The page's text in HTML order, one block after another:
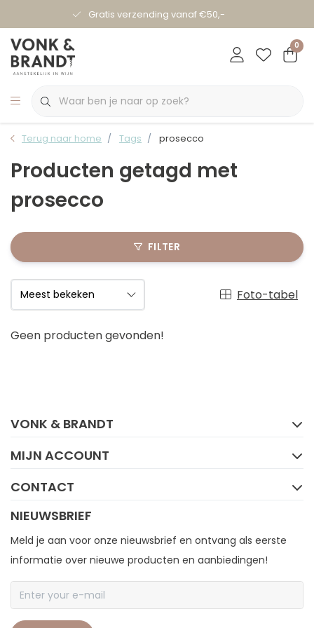
Gratis verzending vanaf €50,-
0
Terug naar home Tags prosecco
Producten getagd met
prosecco
FILTER
Foto-tabel
Geen producten gevonden!
VONK & BRANDT
MIJN ACCOUNT
CONTACT
NIEUWSBRIEF
Meld je aan voor onze nieuwsbrief en ontvang als eerste
informatie over nieuwe producten en aanbiedingen!